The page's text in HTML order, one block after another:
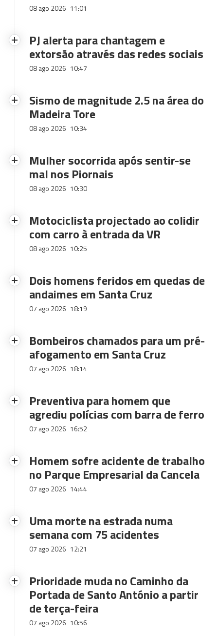
08 ago 2026 11:01
PJ alerta para chantagem e
extorsão através das redes sociais
08 ago 2026 10:47
Sismo de magnitude 2.5 na área do
Madeira Tore
08 ago 2026 10:34
Mulher socorrida após sentir-se
mal nos Piornais
08 ago 2026 10:30
Motociclista projectado ao colidir
com carro à entrada da VR
08 ago 2026 10:25
Dois homens feridos em quedas de
andaimes em Santa Cruz
07 ago 2026 18:19
Bombeiros chamados para um pré-
afogamento em Santa Cruz
07 ago 2026 18:14
Preventiva para homem que
agrediu polícias com barra de ferro
07 ago 2026 16:52
Homem sofre acidente de trabalho
no Parque Empresarial da Cancela
07 ago 2026 14:44
Uma morte na estrada numa
semana com 75 acidentes
07 ago 2026 12:21
Prioridade muda no Caminho da
Portada de Santo António a partir
de terça-feira
07 ago 2026 10:56